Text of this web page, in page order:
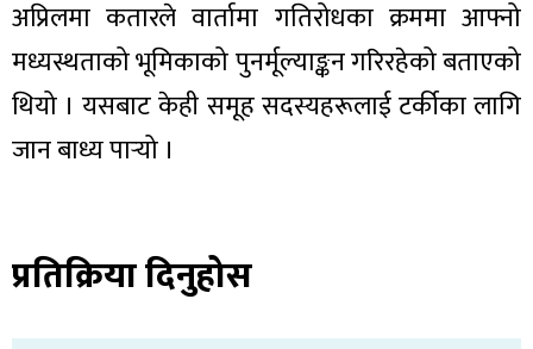
अप्रिलमा कतारले वार्तामा गतिरोधका क्रममा आफ्नो
मध्यस्थताको भूमिकाको पुनर्मूल्याङ्कन गरिरहेको बताएको
थियो । यसबाट केही समूह सदस्यहरूलाई टर्कीका लागि
जान बाध्य पार्‍यो ।
प्रतिक्रिया दिनुहोस